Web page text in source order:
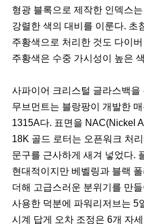
형광 블록으로 제작한 인덱스
강렬한 색의 대비를 이룬다. 초
주황색으로 처리한 것도 다이
주황색은 수중 가시성이 높은
사파이어 크리스털 글라스백을
무브먼트는 블랑팡이 개발한
1315A다. 표면을 NAC(Nickel
18K 골드 로터는 오픈워크 처
문구를 근사하게 새겨 넣었다.
현대적이지만 베벨링과 블랙
더해 고급스러운 분위기를 만
사용한 덕분에 파워리저브는 5
시계 답게 오차 조정은 6개 자